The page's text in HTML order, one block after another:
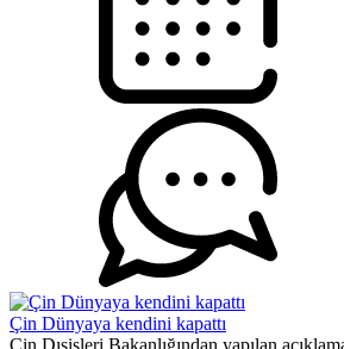
Çin Dünyaya kendini kapattı